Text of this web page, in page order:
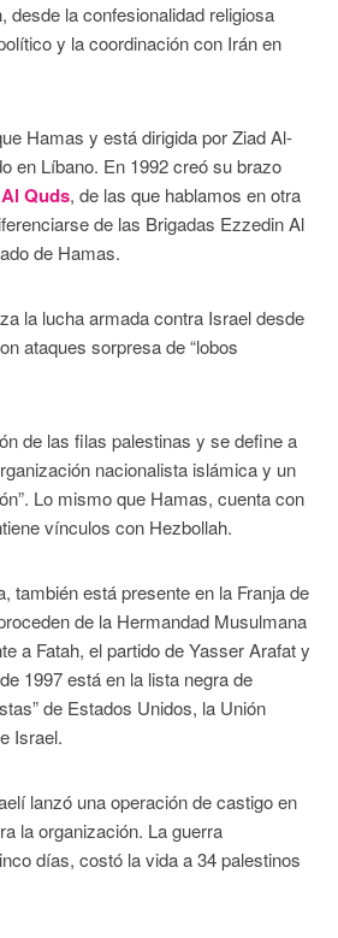
desde la confesionalidad religiosa
y la coordinación con Irán en
Hamas y está dirigida por Ziad Al-
en Líbano. En 1992 creó su brazo
Quds, de las que hablamos en otra
de las Brigadas Ezzedin Al
de Hamas.
la lucha armada contra Israel desde
ataques sorpresa de “lobos
de las filas palestinas y se define a
nacionalista islámica y un
Lo mismo que Hamas, cuenta con
vínculos con Hezbollah.
también está presente en la Franja de
de la Hermandad Musulmana
a Fatah, el partido de Yasser Arafat y
1997 está en la lista negra de
de Estados Unidos, la Unión
Israel.
lanzó una operación de castigo en
la organización. La guerra
días, costó la vida a 34 palestinos